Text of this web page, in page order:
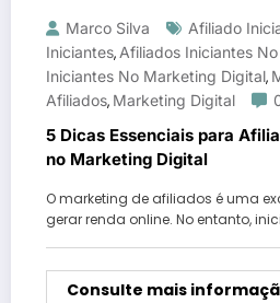
Marco Silva Afiliado
Iniciantes, Afiliados Iniciantes
Iniciantes No Marketing Digital,
Afiliados, Marketing Digital
5 Dicas Essenciais para
no Marketing Digital
O marketing de afiliados é uma
gerar renda online. No entanto,
Consulte mais